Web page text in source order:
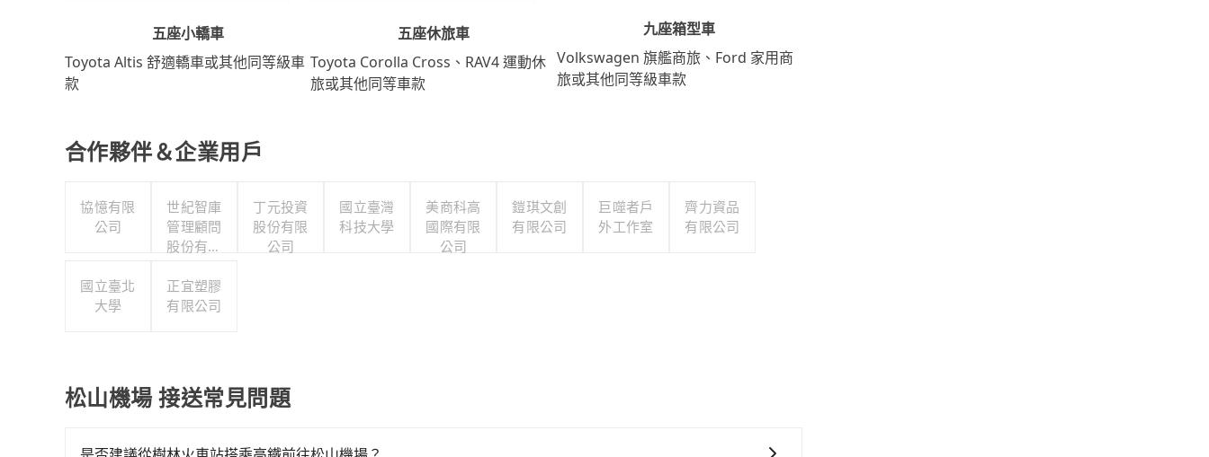
五座小轎車
Toyota Altis 舒適轎車或其他同等級車
款
五座休旅車
Toyota Corolla Cross、RAV4 運動休
旅或其他同等車款
九座箱型車
Volkswagen 旗艦商旅、Ford 家用商
旅或其他同等級車款
合作夥伴＆企業用戶
協憶有限
公司
世紀智庫
管理顧問
股份有限
丁元投資
股份有限
公司
國立臺灣
科技大學
美商科高
國際有限
公司
鎧琪文創
有限公司
巨噬者戶
外工作室
齊力資品
有限公司
國立臺北
大學
正宜塑膠
有限公司
松山機場 接送常見問題